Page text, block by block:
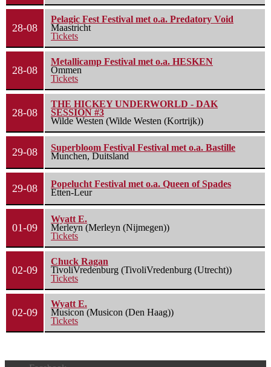
28-08
Pelagic Fest Festival met o.a. Predatory Void
Maastricht
Tickets
28-08
Metallicamp Festival met o.a. HESKEN
Ommen
Tickets
28-08
THE HICKEY UNDERWORLD - DAK
SESSION #3
Wilde Westen (Wilde Westen (Kortrijk))
29-08
Superbloom Festival Festival met o.a. Bastille
Munchen, Duitsland
29-08
Popelucht Festival met o.a. Queen of Spades
Etten-Leur
01-09
Wyatt E.
Merleyn (Merleyn (Nijmegen))
Tickets
02-09
Chuck Ragan
TivoliVredenburg (TivoliVredenburg (Utrecht))
Tickets
02-09
Wyatt E.
Musicon (Musicon (Den Haag))
Tickets